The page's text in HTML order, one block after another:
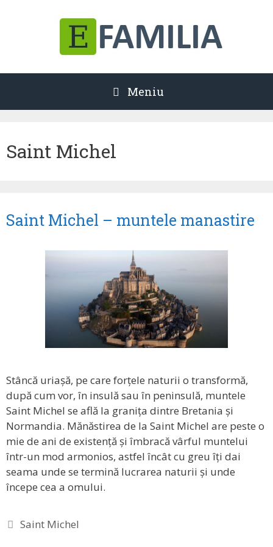
Meniu
Saint Michel
Saint Michel – muntele manastire
Stâncă uriașă, pe care forțele naturii o transformă,
după cum vor, în insulă sau în peninsulă, muntele
Saint Michel se află la granița dintre Bretania și
Normandia. Mănăstirea de la Saint Michel are peste o
mie de ani de existență și îmbracă vârful muntelui
într-un mod armonios, astfel încât cu greu îți dai
seama unde se termină lucrarea naturii și unde
începe cea a omului.
Etichete
Saint Michel